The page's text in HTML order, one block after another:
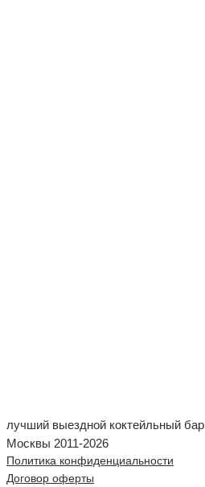
лучший выездной коктейльный бар
Москвы 2011-2026
Политика конфиденциальности
Договор оферты